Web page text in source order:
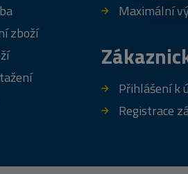
zboží
Maximální
Přihlášení k
Registrace